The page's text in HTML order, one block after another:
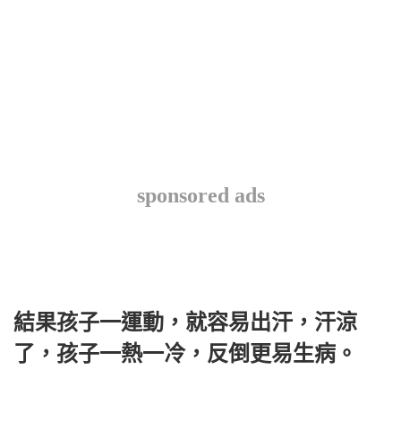
sponsored ads
結果孩子一運動，就容易出汗，汗涼
了，孩子一熱一冷，反倒更易生病。